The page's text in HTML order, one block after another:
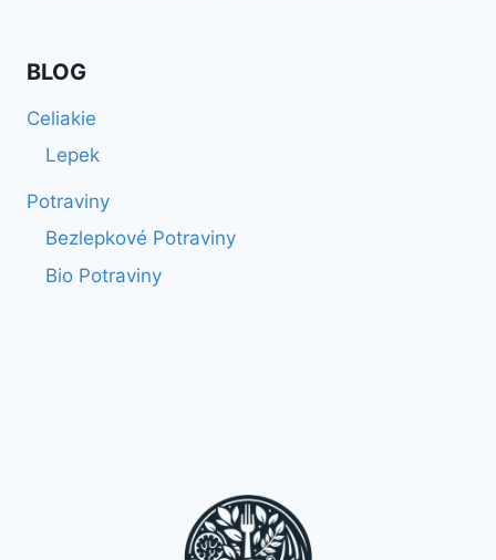
BLOG
Celiakie
Lepek
Potraviny
Bezlepkové Potraviny
Bio Potraviny